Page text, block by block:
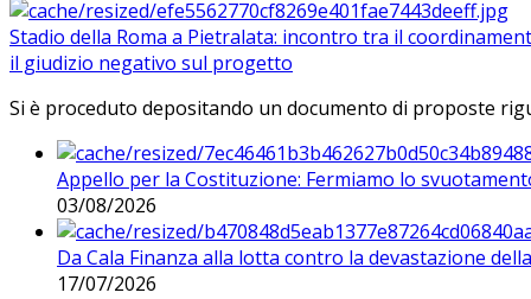
Stadio della Roma a Pietralata: incontro tra il
il giudizio negativo sul progetto
Si è proceduto depositando un documento di proposte
Appello per la Costituzione: Fermiamo lo
03/08/2026
Da Cala Finanza alla lotta contro la devastazione
17/07/2026